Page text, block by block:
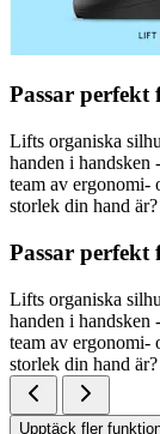
Passar perfekt
Lifts organiska
handen i handsken
team av ergonomi-
storlek din hand är?
Passar perfekt
Lifts organiska
handen i handsken
team av ergonomi-
storlek din hand är?
Upptäck fler